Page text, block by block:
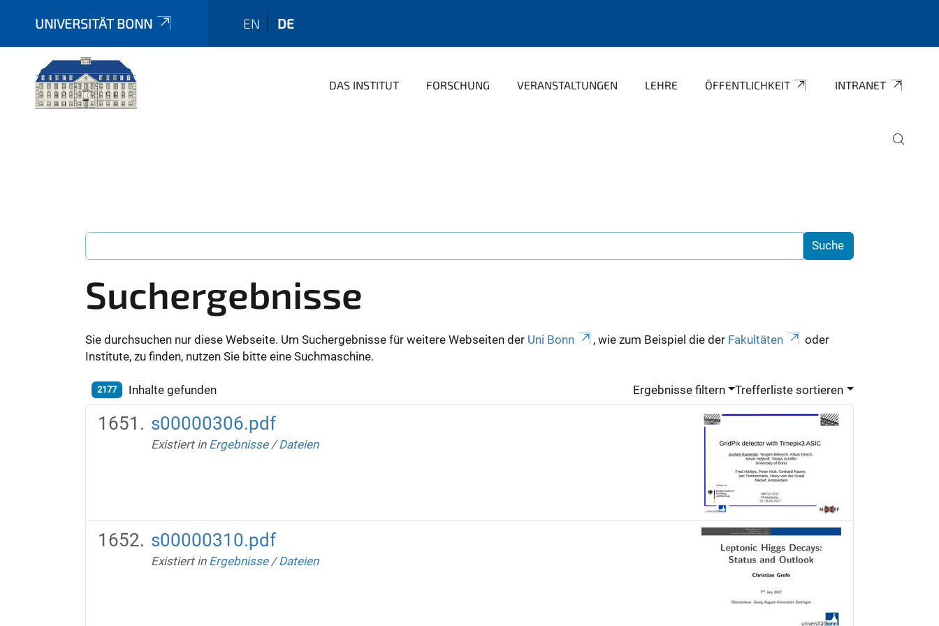
UNIVERSITÄT BONN EN DE
DAS INSTITUT FORSCHUNG VERANSTALTUNGEN LEHRE ÖFFENTLICHKEIT INTRANET
Suchergebnisse
Sie durchsuchen nur diese Webseite. Um Suchergebnisse für weitere Webseiten der Uni Bonn , wie zum Beispiel die der Fakultäten
oder
Institute, zu finden, nutzen Sie bitte eine Suchmaschine.
2177 Inhalte gefunden Ergebnisse filtern Trefferliste sortieren
s00000306.pdf
Existiert in Ergebnisse /Dateien
s00000310.pdf
Existiert in Ergebnisse /Dateien